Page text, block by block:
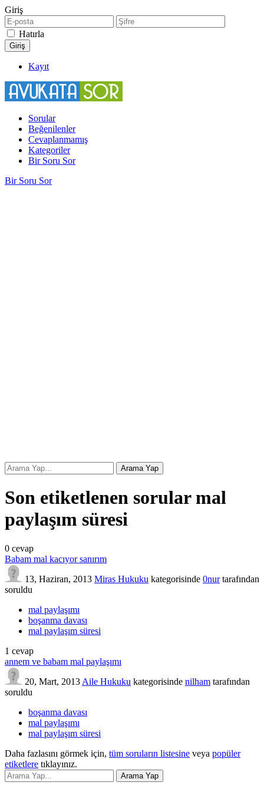
Giriş
Hatırla
Kayıt
Sorular
Beğenilenler
Cevaplanmamış
Kategoriler
Bir Soru Sor
Bir Soru Sor
Son etiketlenen sorular mal
paylaşım süresi
0 cevap
Babam mal kacıyor sanırım
13, Haziran, 2013 Miras Hukuku kategorisinde 0nur tarafından
soruldu
mal paylaşımı
boşanma davası
mal paylaşım süresi
1 cevap
annem ve babam mal paylaşımı
20, Mart, 2013 Aile Hukuku kategorisinde nilham tarafından
soruldu
boşanma davası
mal paylaşımı
mal paylaşım süresi
Daha fazlasını görmek için, tüm soruların listesine veya popüler
etiketlere tıklayınız.